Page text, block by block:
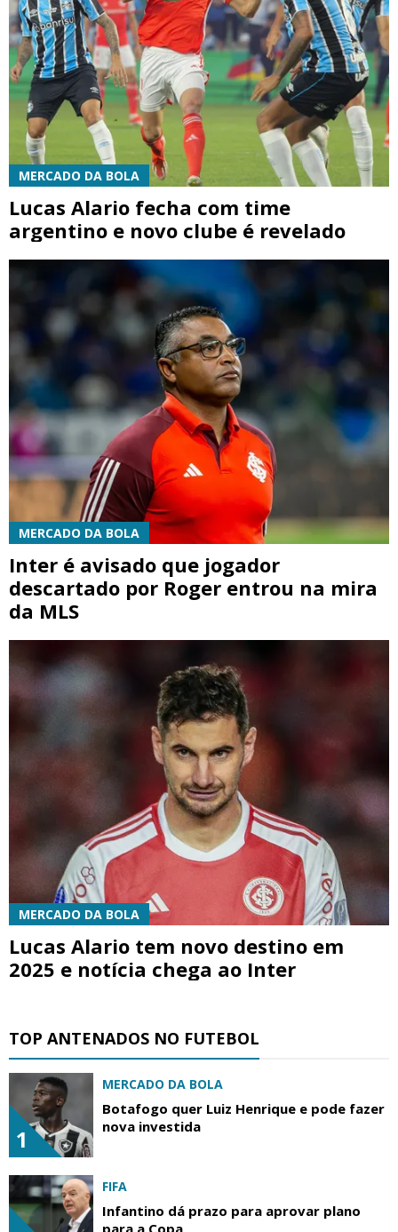
MERCADO DA BOLA
Lucas Alario fecha com time
argentino e novo clube é revelado
MERCADO DA BOLA
Inter é avisado que jogador
descartado por Roger entrou na mira
da MLS
MERCADO DA BOLA
Lucas Alario tem novo destino em
2025 e notícia chega ao Inter
TOP ANTENADOS NO FUTEBOL
1
MERCADO DA BOLA
Botafogo quer Luiz Henrique e pode fazer
nova investida
FIFA
Infantino dá prazo para aprovar plano